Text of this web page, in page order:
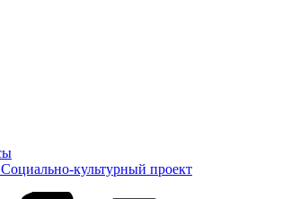
Социально-культурный проект